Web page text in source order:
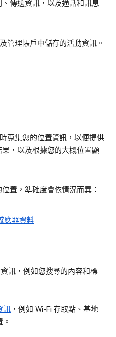
傳送資訊，以及通話和訊息
管理帳戶中儲存的活動資訊。
蒐集您的位置資訊，以便提供
，以及根據您的大概位置顯
置，準確度會依情況而異：
應器資料
訊，例如您搜尋的內容和標
訊 ，例如 Wi-Fi 存取點、基地